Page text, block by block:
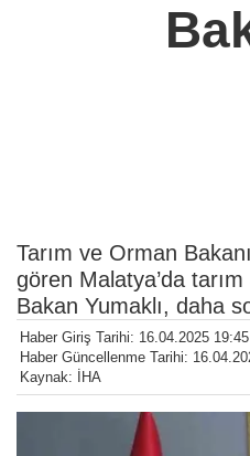
Tarım ve Orman
gören Malatya’da
Bakan Yumaklı, daha
Haber Giriş Tarihi: 16.04.2025 19:45
Haber Güncellenme Tarihi:
Kaynak: İHA